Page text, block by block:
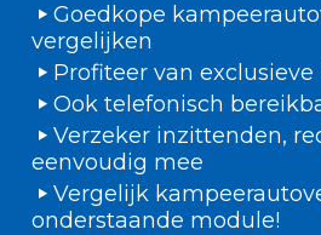
Goedkope
vergelijken
Profiteer van
Ook telefonisch
Verzeker inzittenden,
eenvoudig mee
Vergelijk
onderstaande module!